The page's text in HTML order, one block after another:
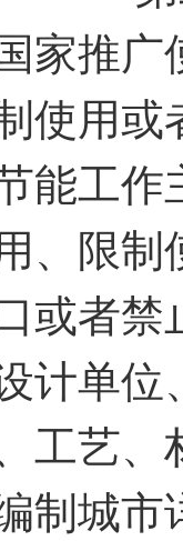
广使
使用
能工
、限
者禁
单位
工艺、
市详